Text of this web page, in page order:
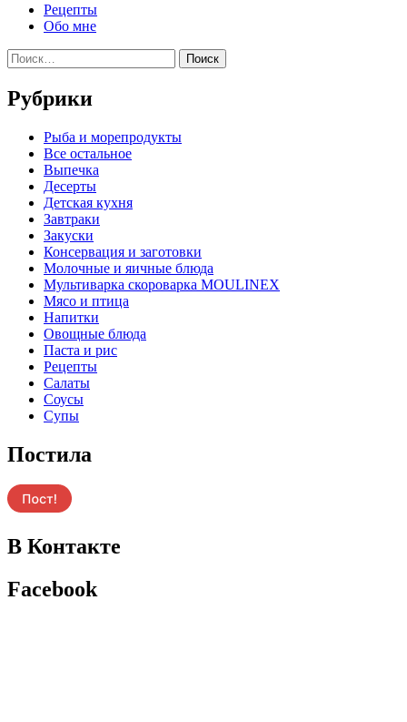
Рецепты
Обо мне
Найти:
Рубрики
Pыба и морепродукты
Все остальное
Выпечка
Десерты
Детская кухня
Завтраки
Закуски
Консервация и заготовки
Молочные и яичные блюда
Мультиварка скороварка MOULINEX
Мясо и птица
Напитки
Овощные блюда
Паста и рис
Рецепты
Салаты
Соусы
Супы
Постила
В Контакте
Facebook